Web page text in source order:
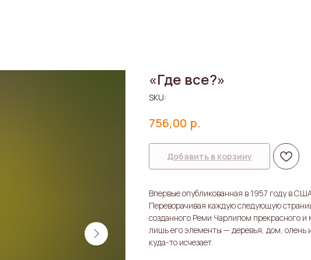
«Где все?»
SKU:
756,00 р.
Добавить в корзину
Впервые опубликованная в 1957 году в
Переворачивая каждую следующую
созданного Реми Чарлипом прекрасного
лишь его элементы — деревья, дом, олень
куда-то исчезает.